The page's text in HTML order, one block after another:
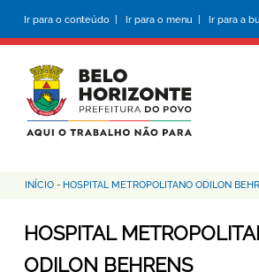
conteúdo
principal
Ir para o conteúdo | Ir para o menu | Ir para a
Trilha
de
navegação
INÍCIO - HOSPITAL METROPOLITANO ODILON
HOSPITAL
ODILON BEHRENS